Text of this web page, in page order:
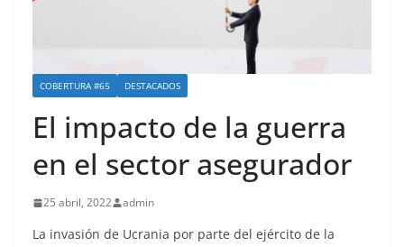
COBERTURA #65 DESTACADOS
El impacto de la guerra
en el sector asegurador
25 abril, 2022 admin
La invasión de Ucrania por parte del ejército de la